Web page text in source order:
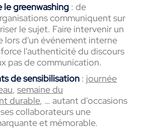
greenwashing : de
communiquent sur
le sujet. Faire intervenir un
lors d'un événement interne
l'authenticité du discours
pas de communication.
de sensibilisation : journée
, semaine du
durable, … autant d'occasions
collaborateurs une
et mémorable.